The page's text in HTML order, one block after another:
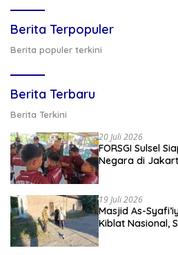
Berita Terpopuler
Berita populer terkini
Berita Terbaru
Berita Terkini
20 Juli 2026
FORSGI Sulsel
Negara di
19 Juli 2026
Masjid As-
Kiblat Nasional,